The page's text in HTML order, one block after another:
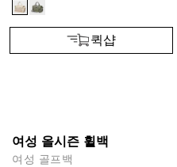
퀵샵
여성 올시즌 휠백
여성 골프백